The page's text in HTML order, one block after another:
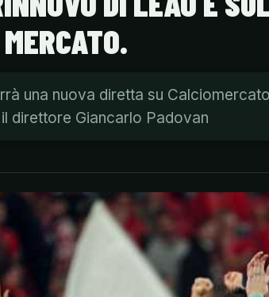
una nuova diretta su
direttore Giancarlo Padovan